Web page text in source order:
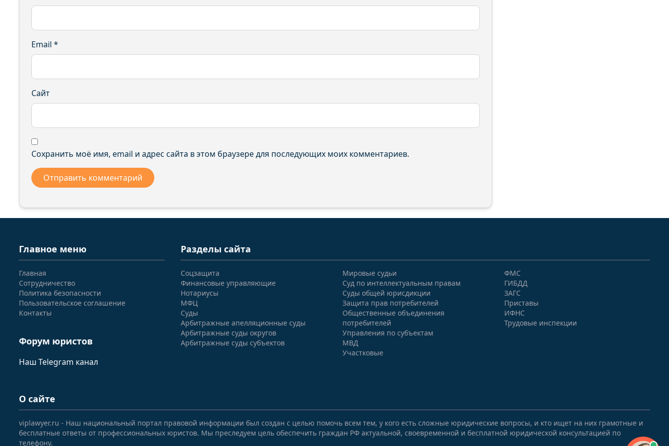
Email *
Сайт
Сохранить моё имя, email и адрес сайта в этом браузере для последующих моих комментариев.
Главное меню
Главная
Сотрудничество
Политика безопасности
Пользовательское соглашение
Контакты
Форум юристов
Наш Telegram канал
Разделы сайта
Соцзащита
Финансовые управляющие
Нотариусы
МФЦ
Суды
Арбитражные апелляционные суды
Арбитражные суды округов
Арбитражные суды субъектов
Мировые судьи
Суд по интеллектуальным правам
Суды общей юрисдикции
Защита прав потребителей
Общественные объединения
потребителей
Управления по субъектам
МВД
Участковые
ФМС
ГИБДД
ЗАГС
Приставы
ИФНС
Трудовые инспекции
О сайте
viplawyer.ru - Наш национальный портал правовой информации был создан с целью помочь всем тем, у кого есть сложные юридические вопросы, и кто ищет на них грамотные и
бесплатные ответы от профессиональных юристов. Мы преследуем цель обеспечить граждан РФ актуальной, своевременной и бесплатной юридической консультацией по
телефону.